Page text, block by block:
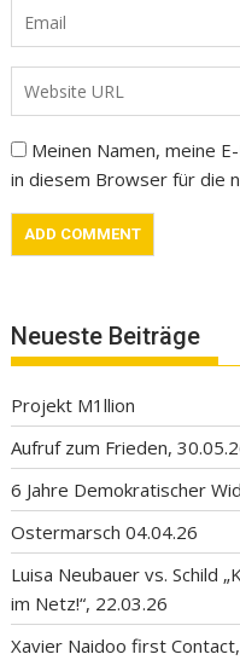
Meinen Namen, meine
in diesem Browser für die
Neueste Beiträge
Projekt M1llion
Aufruf zum Frieden,
6 Jahre Demokratischer
Ostermarsch 04.04.26
Luisa Neubauer vs. Schild
im Netz!“, 22.03.26
Xavier Naidoo first